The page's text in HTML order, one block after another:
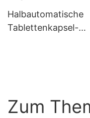
Halbautomatische
Tablettenkapsel-
Zum